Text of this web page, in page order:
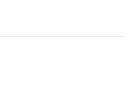
la